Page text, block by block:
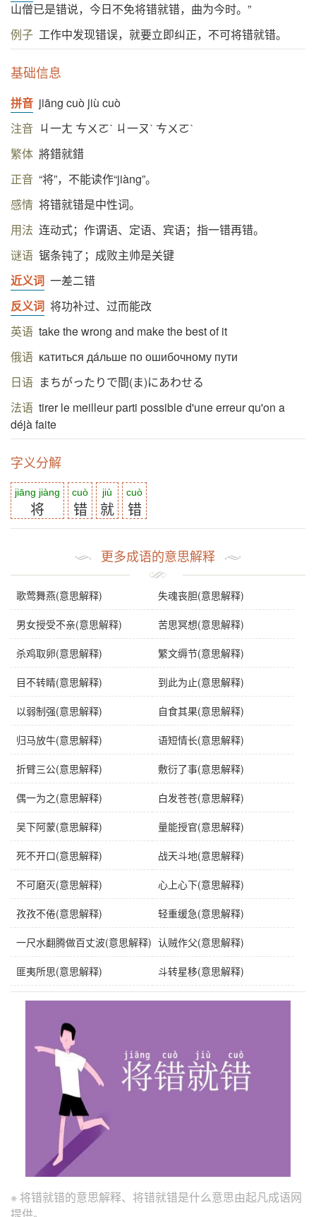
山僧已是错说，今日不免将错就错，曲为今时。”
例子 工作中发现错误，就要立即纠正，不可将错就错。
基础信息
拼音 jiāng cuò jiù cuò
注音 ㄐ一ㄤ ㄘㄨㄛˋ ㄐ一ㄡˋ ㄘㄨㄛˋ
繁体 將錯就錯
正音 “将”，不能读作“jiàng”。
感情 将错就错是中性词。
用法 连动式；作谓语、定语、宾语；指一错再错。
谜语 锯条钝了；成败主帅是关键
近义词 一差二错
反义词 将功补过、过而能改
英语 take the wrong and make the best of it
俄语 катиться дáльше по ошибочному пути
日语 まちがったりで間(ま)にあわせる
法语 tirer le meilleur parti possible d'une erreur qu'on a
déjà faite
字义分解
jiāng jiàng
将
cuò
错
jiù
就
cuò
错
更多成语的意思解释
歌莺舞燕(意思解释) 失魂丧胆(意思解释)
男女授受不亲(意思解释) 苦思冥想(意思解释)
杀鸡取卵(意思解释) 繁文缛节(意思解释)
目不转睛(意思解释) 到此为止(意思解释)
以弱制强(意思解释) 自食其果(意思解释)
归马放牛(意思解释) 语短情长(意思解释)
折臂三公(意思解释) 敷衍了事(意思解释)
偶一为之(意思解释) 白发苍苍(意思解释)
吴下阿蒙(意思解释) 量能授官(意思解释)
死不开口(意思解释) 战天斗地(意思解释)
不可磨灭(意思解释) 心上心下(意思解释)
孜孜不倦(意思解释) 轻重缓急(意思解释)
一尺水翻腾做百丈波(意思解释) 认贼作父(意思解释)
匪夷所思(意思解释) 斗转星移(意思解释)
※ 将错就错的意思解释、将错就错是什么意思由起凡成语网